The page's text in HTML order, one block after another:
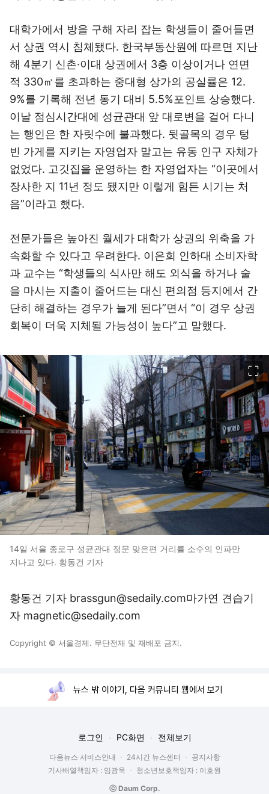
대학가에서 방을 구해 자리 잡는 학생들이 줄어들면
서 상권 역시 침체됐다. 한국부동산원에 따르면 지난
해 4분기 신촌·이대 상권에서 3층 이상이거나 연면
적 330㎡를 초과하는 중대형 상가의 공실률은 12.
9%를 기록해 전년 동기 대비 5.5%포인트 상승했다.
이날 점심시간대에 성균관대 앞 대로변을 걸어 다니
는 행인은 한 자릿수에 불과했다. 뒷골목의 경우 텅
빈 가게를 지키는 자영업자 말고는 유동 인구 자체가
없었다. 고깃집을 운영하는 한 자영업자는 “이곳에서
장사한 지 11년 정도 됐지만 이렇게 힘든 시기는 처
음”이라고 했다.
전문가들은 높아진 월세가 대학가 상권의 위축을 가
속화할 수 있다고 우려한다. 이은희 인하대 소비자학
과 교수는 “학생들의 식사만 해도 외식을 하거나 술
을 마시는 지출이 줄어드는 대신 편의점 등지에서 간
단히 해결하는 경우가 늘게 된다”면서 “이 경우 상권
회복이 더욱 지체될 가능성이 높다”고 말했다.
14일 서울 종로구 성균관대 정문 맞은편 거리를 소수의 인파만
지나고 있다. 황동건 기자
황동건 기자 brassgun@sedaily.com마가연 견습기
자 magnetic@sedaily.com
Copyright © 서울경제. 무단전재 및 재배포 금지.
뉴스 밖 이야기, 다음 커뮤니티 웹에서 보기
로그인 PC화면 전체보기
다음뉴스 서비스안내 24시간 뉴스센터
공지사항
기사배열책임자 : 임광욱
청소년보호책임자 : 이호원
ⓒ Daum Corp.